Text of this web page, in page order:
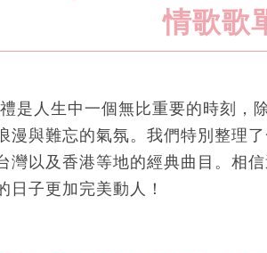
情歌歌
是人生中一個無比重要的時刻，
漫與難忘的氣氛。我們特別整理
灣以及香港等地的經典曲目。相
日子更加完美動人！